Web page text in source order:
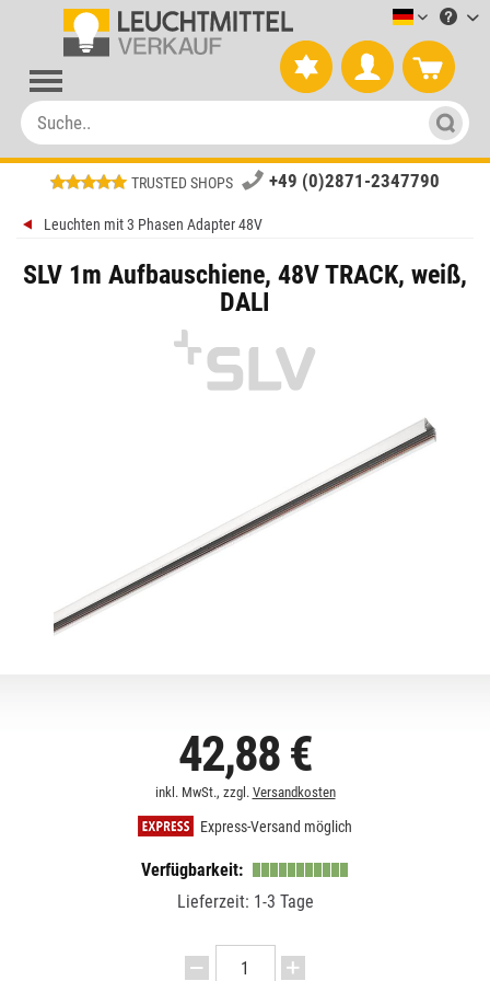
TRUSTED SHOPS +49 (0)2871-2347790
Leuchten mit 3 Phasen Adapter 48V
SLV 1m Aufbauschiene, 48V TRACK, weiß,
DALI
42,88 €
inkl. MwSt., zzgl. Versandkosten
Express-Versand möglich
Verfügbarkeit:
Lieferzeit: 1-3 Tage